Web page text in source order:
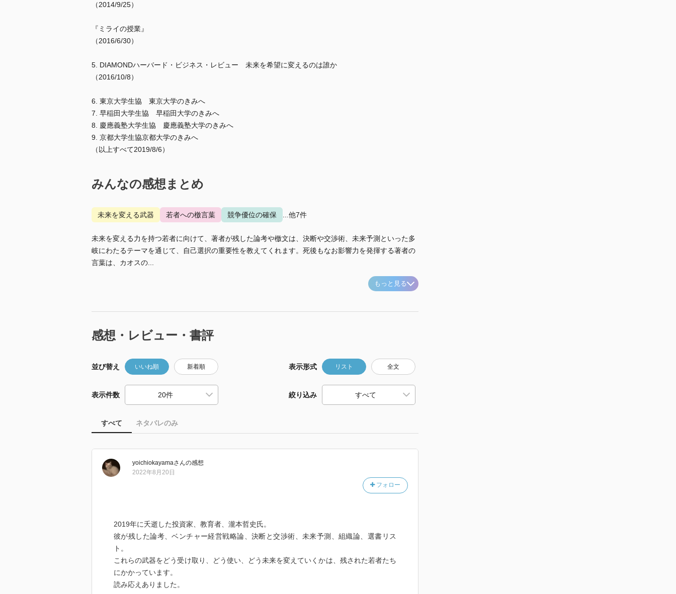
（2014/9/25）
『ミライの授業』
（2016/6/30）
5. DIAMONDハーバード・ビジネス・レビュー 未来を希望に変えるのは誰か
（2016/10/8）
6. 東京大学生協 東京大学のきみへ
7. 早稲田大学生協 早稲田大学のきみへ
8. 慶應義塾大学生協 慶應義塾大学のきみへ
9. 京都大学生協京都大学のきみへ
（以上すべて2019/8/6）
みんなの感想まとめ
未来を変える武器 若者への檄言葉 競争優位の確保 ...他7件
未来を変える力を持つ若者に向けて、著者が残した論考や檄文は、決断や交渉術、未来予測といった多
岐にわたるテーマを通じて、自己選択の重要性を教えてくれます。死後もなお影響力を発揮する著者の
言葉は、カオスの...
もっと見る
感想・レビュー・書評
並び替え いいね順 新着順 表示形式 リスト 全文
表示件数 絞り込み
すべて ネタバレのみ
yoichiokayamaさんの感想
フォロー
2022年8月20日
2019年に夭逝した投資家、教育者、瀧本哲史氏。
彼が残した論考、ベンチャー経営戦略論、決断と交渉術、未来予測、組織論、選書リス
ト。
これらの武器をどう受け取り、どう使い、どう未来を変えていくかは、残された若者たち
にかかっています。
読み応えありました。